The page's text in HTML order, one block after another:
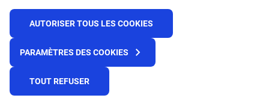
AUTORISER TOUS LES COOKIES
PARAMÈTRES DES COOKIES
TOUT REFUSER
© 2021 APOK